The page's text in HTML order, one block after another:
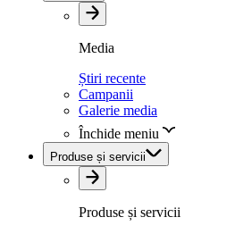
Media
Știri recente
Campanii
Galerie media
Închide meniu
Produse și servicii
Produse și servicii